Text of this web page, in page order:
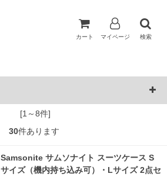
カート マイページ 検索
[1～8件]
30件あります
Samsonite サムソナイト スーツケース S
サイズ（機内持ち込み可）・Lサイズ 2点セ